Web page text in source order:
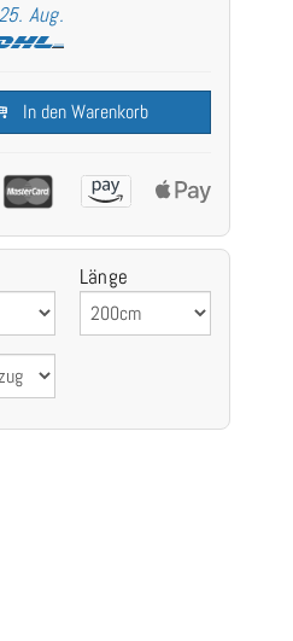
Aug.
In den Warenkorb
Länge